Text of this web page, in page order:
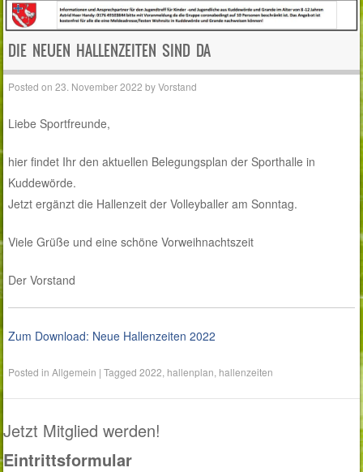
DIE NEUEN HALLENZEITEN SIND DA
Posted on23. November 2022 byVorstand
Liebe Sportfreunde,
hier findet Ihr den aktuellen Belegungsplan der Sporthalle in
Kuddewörde.
Jetzt ergänzt die Hallenzeit der Volleyballer am Sonntag.
Viele Grüße und eine schöne Vorweihnachtszeit
Der Vorstand
Zum Download: Neue Hallenzeiten 2022
Posted inAllgemein |Tagged2022 hallenplan hallenzeiten
Jetzt Mitglied werden!
Eintrittsformular